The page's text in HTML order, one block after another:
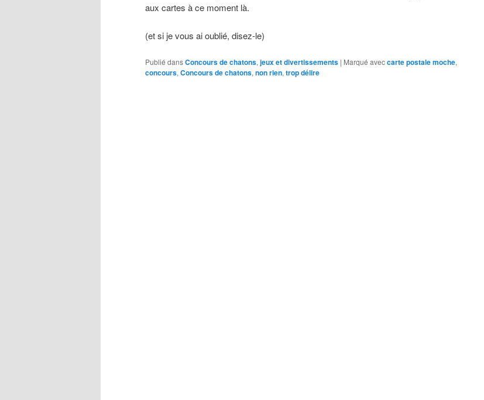
aux cartes à ce moment là.
(et si je vous ai oublié, disez-le)
Publié dansConcours de chatons, jeux et divertissements | Marqué aveccarte postale moche,
concours, Concours de chatons, non rien, trop délire